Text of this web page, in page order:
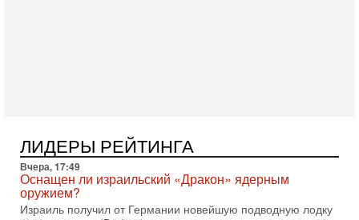
раз?
Голоса русскоязычных репатриантов не раз кардинально
меняли политический ландшафт Израиля. Достаточно
вспомнить взлет партии «Исраэль ба-алия», когда
31-07-2026, 17:00
ЛИДЕРЫ РЕЙТИНГА
Вчера, 17:49
Оснащен ли израильский «Дракон» ядерным
оружием?
Израиль получил от Германии новейшую подводную лодку